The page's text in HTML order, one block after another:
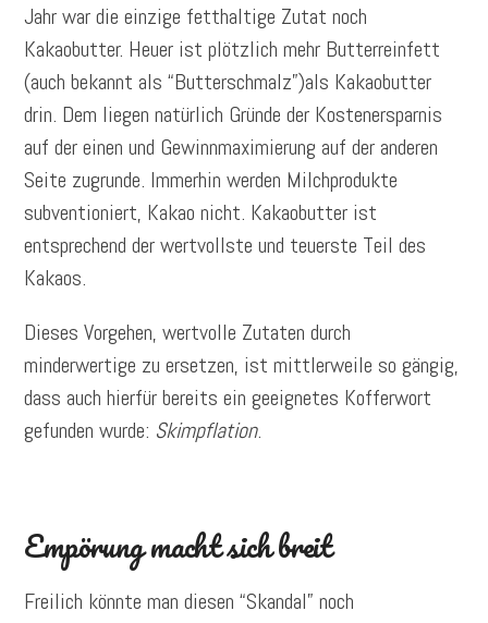
Jahr war die einzige fetthaltige Zutat noch
Kakaobutter. Heuer ist plötzlich mehr Butterreinfett
(auch bekannt als “Butterschmalz”)als Kakaobutter
drin. Dem liegen natürlich Gründe der Kostenersparnis
auf der einen und Gewinnmaximierung auf der anderen
Seite zugrunde. Immerhin werden Milchprodukte
subventioniert, Kakao nicht. Kakaobutter ist
entsprechend der wertvollste und teuerste Teil des
Kakaos.
Dieses Vorgehen, wertvolle Zutaten durch
minderwertige zu ersetzen, ist mittlerweile so gängig,
dass auch hierfür bereits ein geeignetes Kofferwort
gefunden wurde: Skimpflation.
Empörung macht sich breit
Freilich könnte man diesen “Skandal” noch